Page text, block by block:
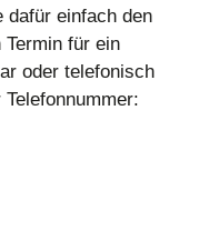
dafür einfach den
Termin für ein
oder telefonisch